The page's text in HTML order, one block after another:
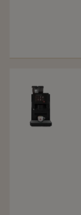
Navigate
Schaerer